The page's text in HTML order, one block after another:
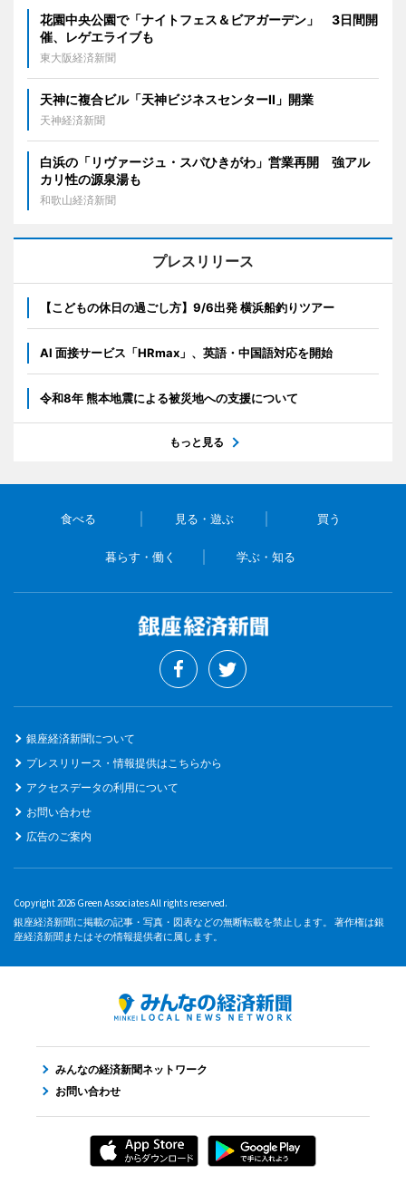
花園中央公園で「ナイトフェス＆ビアガーデン」 3日間開
催、レゲエライブも
東大阪経済新聞
天神に複合ビル「天神ビジネスセンターII」開業
天神経済新聞
白浜の「リヴァージュ・スパひきがわ」営業再開 強アル
カリ性の源泉湯も
和歌山経済新聞
プレスリリース
【こどもの休日の過ごし方】9/6出発 横浜船釣りツアー
AI 面接サービス「HRmax」、英語・中国語対応を開始
令和8年 熊本地震による被災地への支援について
もっと見る
食べる 見る・遊ぶ 買う
暮らす・働く 学ぶ・知る
銀座経済新聞について
プレスリリース・情報提供はこちらから
アクセスデータの利用について
お問い合わせ
広告のご案内
Copyright 2026 Green Associates All rights reserved.
銀座経済新聞に掲載の記事・写真・図表などの無断転載を禁止します。 著作権は銀
座経済新聞またはその情報提供者に属します。
みんなの経済新聞ネットワーク
お問い合わせ